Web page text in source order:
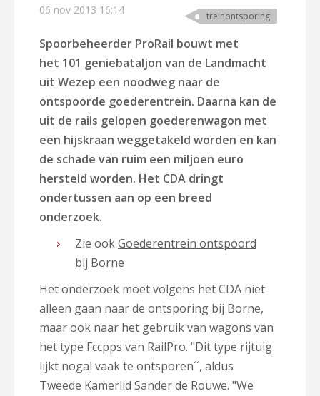
06 nov 2013 16:14 treinontsporing
Spoorbeheerder ProRail bouwt met
het 101 geniebataljon van de Landmacht
uit Wezep een noodweg naar de
ontspoorde goederentrein. Daarna kan de
uit de rails gelopen goederenwagon met
een hijskraan weggetakeld worden en kan
de schade van ruim een miljoen euro
hersteld worden. Het CDA dringt
ondertussen aan op een breed
onderzoek.
Zie ookGoederentrein ontspoord
bij Borne
Het onderzoek moet volgens het CDA niet
alleen gaan naar de ontsporing bij Borne,
maar ook naar het gebruik van wagons van
het type Fccpps van RailPro. "Dit type rijtuig
lijkt nogal vaak te ontsporen´´, aldus
Tweede Kamerlid Sander de Rouwe. "We